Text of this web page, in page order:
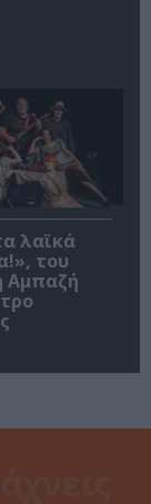
λαϊκά
του
Αμπαζή